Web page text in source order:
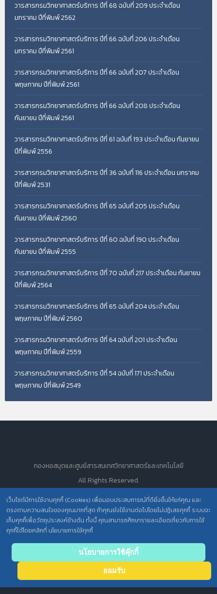
วารสารกรมวิทยาศาสตร์บริการ ปีที่ 68 ฉบับที่ 209 ประจำเดือน
มกราคม ปีที่พิมพ์ 2562
วารสารกรมวิทยาศาสตร์บริการ ปีที่ 66 ฉบับที่ 206 ประจำเดือน
มกราคม ปีที่พิมพ์ 2561
วารสารกรมวิทยาศาสตร์บริการ ปีที่ 66 ฉบับที่ 207 ประจำเดือน
พฤษภาคม ปีที่พิมพ์ 2561
วารสารกรมวิทยาศาสตร์บริการ ปีที่ 66 ฉบับที่ 208 ประจำเดือน
กันยายน ปีที่พิมพ์ 2561
วารสารกรมวิทยาศาสตร์บริการ ปีที่ 61 ฉบับที่ 193 ประจำเดือน กันยายน
ปีที่พิมพ์ 2556
วารสารกรมวิทยาศาสตร์บริการ ปีที่ 36 ฉบับที่ 116 ประจำเดือน มกราคม
ปีที่พิมพ์ 2531
วารสารกรมวิทยาศาสตร์บริการ ปีที่ 65 ฉบับที่ 205 ประจำเดือน
กันยายน ปีที่พิมพ์ 2560
วารสารกรมวิทยาศาสตร์บริการ ปีที่ 60 ฉบับที่ 190 ประจำเดือน
กันยายน ปีที่พิมพ์ 2555
วารสารกรมวิทยาศาสตร์บริการ ปีที่ 70 ฉบับที่ 217 ประจำเดือน กันยายน
ปีที่พิมพ์ 2564
วารสารกรมวิทยาศาสตร์บริการ ปีที่ 65 ฉบับที่ 204 ประจำเดือน
พฤษภาคม ปีที่พิมพ์ 2560
วารสารกรมวิทยาศาสตร์บริการ ปีที่ 64 ฉบับที่ 201 ประจำเดือน
พฤษภาคม ปีที่พิมพ์ 2559
วารสารกรมวิทยาศาสตร์บริการ ปีที่ 54 ฉบับที่ 171 ประจำเดือน
พฤษภาคม ปีที่พิมพ์ 2549
เว็บไซต์มีการใช้งานคุกกี้ (Cookies) เพื่อมอบประสบการณ์ที่ดียิ่งขึ้นให้แก่คุณ และ
ตรงตามความสนใจของคุณมากที่สุด ถ้าคุณยังใช้งานต่อไปโดยไม่ปฏิเสธคุกกี้ ระบบจะ
เก็บคุกกี้เพื่อวัตถุประสงค์ข้างต้น ทั้งนี้ คุณสามารถศึกษารายละเอียดเกี่ยวกับการใช้
คุกกี้ได้โดยคลิกที่ นโยบายการใช้คุกกี้
นโยบายการใช้คุ๊กกี้
ยอมรับ
กองหอสมุดและศูนย์สารสนเทศวิทยาศาสตร์และเทคโนโลยี
All Rights Reserved.
นโยบายการคุ้มครองข้อมูลส่วนบุคคล วศ. /
ประกาศความเป็นส่วนตัว (Privacy Notice) สำหรับการบริการสารสนเทศ